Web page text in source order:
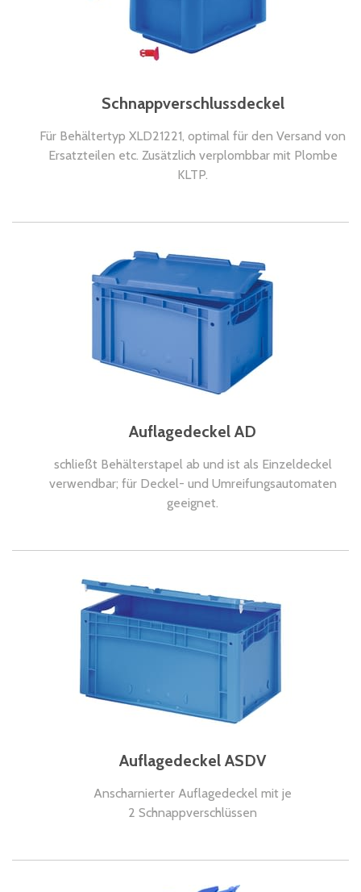
Schnappverschlussdeckel
Für Behältertyp XLD21221, optimal für den Versand von
Ersatzteilen etc. Zusätzlich verplombbar mit Plombe
KLTP.
Auflagedeckel AD
schließt Behälterstapel ab und ist als Einzeldeckel
verwendbar; für Deckel- und Umreifungsautomaten
geeignet.
Auflagedeckel ASDV
Anscharnierter Auflagedeckel mit je
2 Schnappverschlüssen